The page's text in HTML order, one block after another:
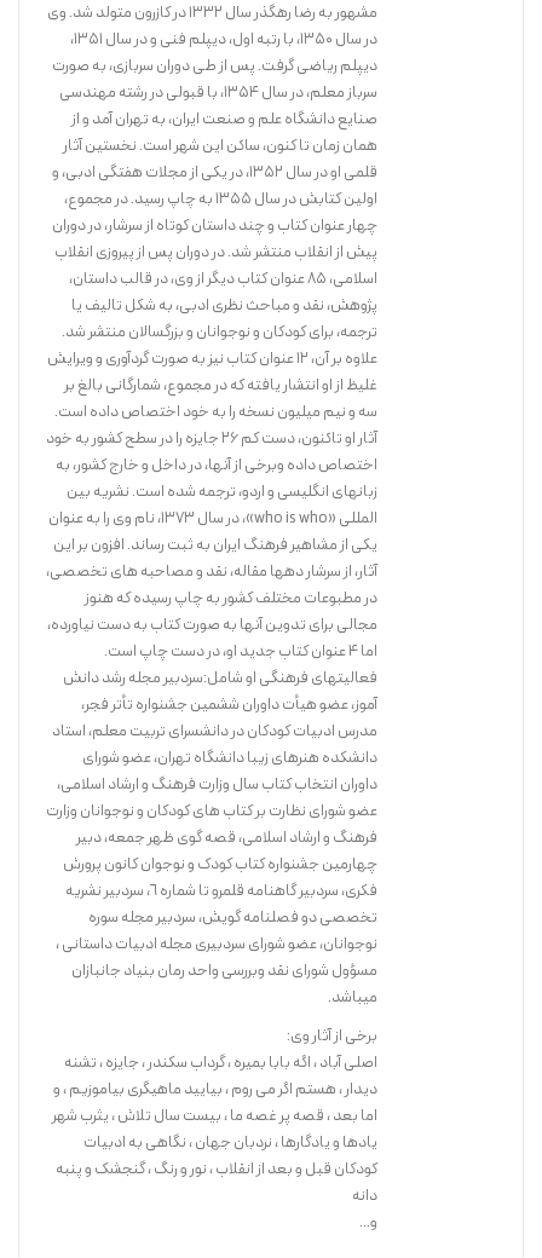
مشهور به رضا رهگذر سال 1332 در کازرون متولد شد. وی
در سال 1350، با رتبه اول، دیپلم فنی و در سال 1351،
دیپلم ریاضی گرفت. پس از طی دوران سربازی، به صورت
سرباز معلم، در سال 1354، با قبولی در رشته مهندسی
صنایع دانشگاه علم و صنعت ایران، به تهران آمد و از
همان زمان تا کنون، ساکن این شهر است. نخستین آثار
قلمی او در سال 1352، در یکی از مجلات هفتگی ادبی، و
اولین کتابش در سال 1355 به چاپ رسید. در مجموع،
چهار عنوان کتاب و چند داستان کوتاه از سرشار، در دوران
پیش از انقلاب منتشر شد. در دوران پس از پیروزی انقلاب
اسلامی، 85 عنوان کتاب دیگر از وی، در قالب داستان،
پژوهش، نقد و مباحث نظری ادبی، به شکل تالیف یا
ترجمه، برای کودکان و نوجوانان و بزرگسالان منتشر شد.
علاوه بر آن، 12 عنوان کتاب نیز به صورت گردآوری و ویرایش
غلیظ از او انتشار یافته که در مجموع، شمارگانی بالغ بر
سه و نیم میلیون نسخه را به خود اختصاص داده است.
آثار او تاکنون، دست کم 26 جایزه را در سطح کشور به خود
اختصاص داده وبرخی از آنها، در داخل و خارج کشور، به
زبانهای انگلیسی و اردو، ترجمه شده است. نشریه بین
المللی «who is who»، در سال 1373، نام وی را به عنوان
یکی از مشاهیر فرهنگ ایران به ثبت رساند. افزون بر این
آثار، از سرشار دهها مقاله، نقد و مصاحبه های تخصصی،
در مطبوعات مختلف کشور به چاپ رسیده که هنوز
مجالی برای تدوین آنها به صورت کتاب به دست نیاورده،
اما 4 عنوان کتاب جدید او، در دست چاپ است.
فعالیتهای فرهنگی او شامل:سردبیر مجله رشد دانش
آموز، عضو هیأت داوران ششمین جشنواره تأتر فجر،
مدرس ادبیات کودکان در دانشسرای تربیت معلم، استاد
دانشکده هنرهای زیبا دانشگاه تهران، عضو شورای
داوران انتخاب کتاب سال وزارت فرهنگ و ارشاد اسلامی،
عضو شورای نظارت بر کتاب های کودکان و نوجوانان وزارت
فرهنگ و ارشاد اسلامی، قصه گوی ظهر جمعه، دبیر
چهارمین جشنواره کتاب کودک و نوجوان کانون پرورش
فکری، سردبیر گاهنامه قلمرو تا شماره ٦، سردبیر نشریه
تخصصی دو فصلنامه گویش، سردبیر مجله سوره
نوجوانان، عضو شورای سردبیری مجله ادبیات داستانی ،
مسؤول شورای نقد وبررسی واحد رمان بنیاد جانبازان
میباشد.
برخی از آثار وی:
اصلی آباد ، اگه بابا بمیره ، گرداب سکندر ، جایزه ، تشنه
دیدار ، هستم اگر می روم ، بیایید ماهیگری بیاموزیم ، و
اما بعد ، قصه پر غصه ما ، بیست سال تلاش ، یثرب شهر
یادها و یادگارها ، نردبان جهان ، نگاهی به ادبیات
کودکان قبل و بعد از انقلاب ، نور و رنگ ، گنجشک و پنبه
دانه
و...